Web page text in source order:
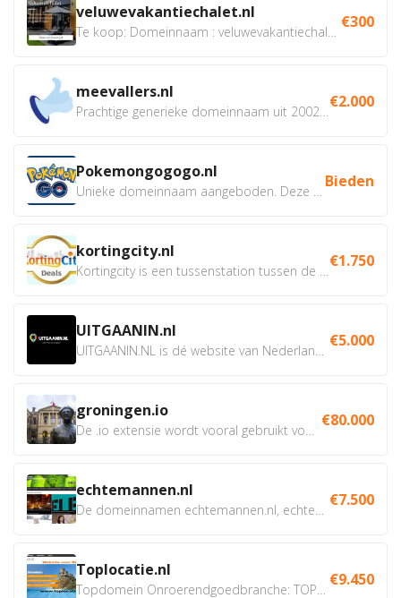
veluwevakantiechalet.nl €300
meevallers.nl €2.000
Pokemongogogo.nl Bieden
kortingcity.nl €1.750
UITGAANIN.nl €5.000
groningen.io €80.000
echtemannen.nl €7.500
Toplocatie.nl €9.450